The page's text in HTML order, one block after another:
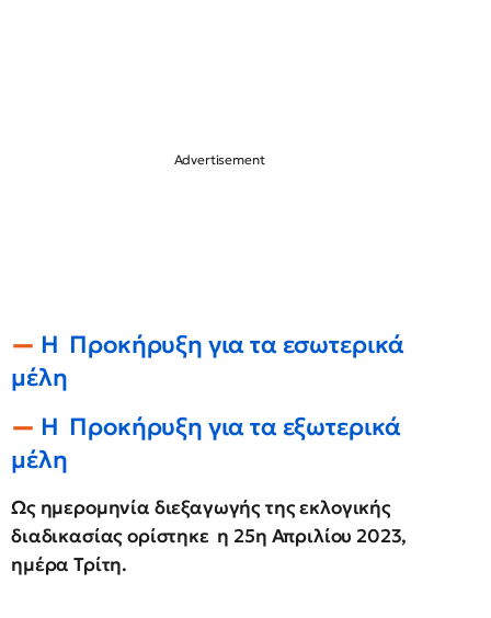
Η Προκήρυξη για τα εσωτερικά
μέλη
Η Προκήρυξη για τα εξωτερικά
μέλη
Ως ημερομηνία διεξαγωγής της εκλογικής
διαδικασίας ορίστηκε η 25η Απριλίου 2023,
ημέρα Τρίτη.